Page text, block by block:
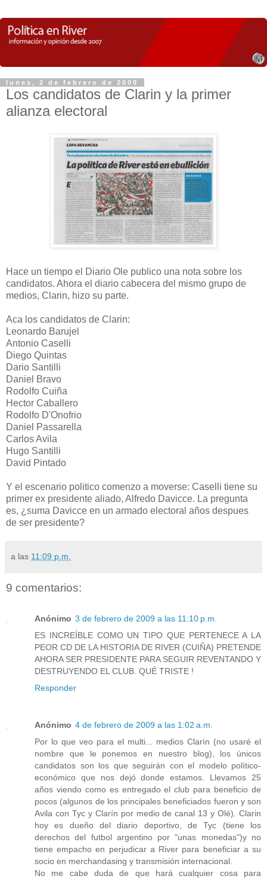
lunes, 2 de febrero de 2009
Los candidatos de Clarin y la primer
alianza electoral
Hace un tiempo el Diario Ole publico una nota sobre los
candidatos. Ahora el diario cabecera del mismo grupo de
medios, Clarin, hizo su parte.
Aca los candidatos de Clarin:
Leonardo Barujel
Antonio Caselli
Diego Quintas
Dario Santilli
Daniel Bravo
Rodolfo Cuiña
Hector Caballero
Rodolfo D'Onofrio
Daniel Passarella
Carlos Avila
Hugo Santilli
David Pintado
Y el escenario politico comenzo a moverse: Caselli tiene su
primer ex presidente aliado, Alfredo Davicce. La pregunta
es, ¿suma Davicce en un armado electoral años despues
de ser presidente?
a las 11:09 p.m.
9 comentarios:
Anónimo 3 de febrero de 2009 a las 11:10 p.m.
ES INCREÍBLE COMO UN TIPO QUE PERTENECE A LA
PEOR CD DE LA HISTORIA DE RIVER (CUIÑA) PRETENDE
AHORA SER PRESIDENTE PARA SEGUIR REVENTANDO Y
DESTRUYENDO EL CLUB. QUÉ TRISTE !
Responder
Anónimo 4 de febrero de 2009 a las 1:02 a.m.
Por lo que veo para el multi... medios Clarín (no usaré el
nombre que le ponemos en nuestro blog), los únicos
candidatos son los que seguirán con el modelo político-
económico que nos dejó donde estamos. Llevamos 25
años viendo como es entregado el club para beneficio de
pocos (algunos de los principales beneficiados fueron y son
Avila con Tyc y Clarín por medio de canal 13 y Olé). Clarin
hoy es dueño del diario deportivo, de Tyc (tiene los
derechos del futbol argentino por "unas monedas")y no
tiene empacho en perjudicar a River para beneficiar a su
socio en merchandasing y transmisión internacional.
No me cabe duda de que hará cualquier cosa para